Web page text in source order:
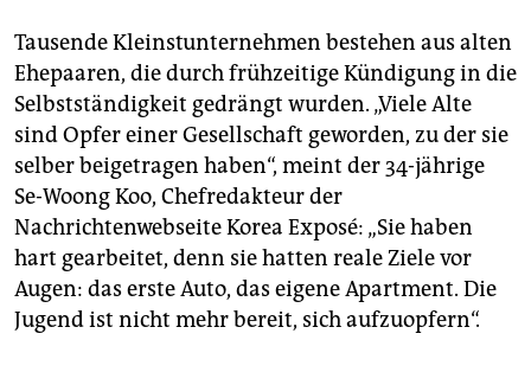
Tausende Kleinstunternehmen bestehen aus alten
Ehepaaren, die durch frühzeitige Kündigung in die
Selbstständigkeit gedrängt wurden. „Viele Alte
sind Opfer einer Gesellschaft geworden, zu der sie
selber beigetragen haben“, meint der 34-jährige
Se-Woong Koo, Chefredakteur der
Nachrichtenwebseite Korea Exposé: „Sie haben
hart gearbeitet, denn sie hatten reale Ziele vor
Augen: das erste Auto, das eigene Apartment. Die
Jugend ist nicht mehr bereit, sich aufzuopfern“.